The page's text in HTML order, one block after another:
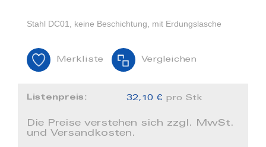
Stahl DC01, keine Beschichtung, mit Erdungslasche
Merkliste Vergleichen
Listenpreis: 32,10 € pro Stk
Die Preise verstehen sich zzgl. MwSt.
und Versandkosten.